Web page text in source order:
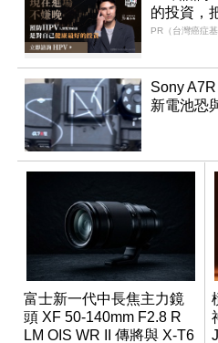
的投資，
PR（台灣癌症基
Sony
新電池恐
富士新一代中長焦主力鏡
頭 XF 50-140mm F2.8 R
LM OIS WR II 傳將與 X-T6